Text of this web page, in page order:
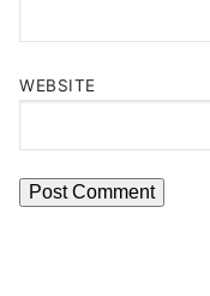
WEBSITE